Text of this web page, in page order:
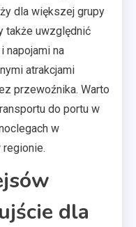
dla większej grupy
także uwzględnić
napojami na
atrakcjami
przewoźnika. Warto
do portu w
w
regionie.
dla